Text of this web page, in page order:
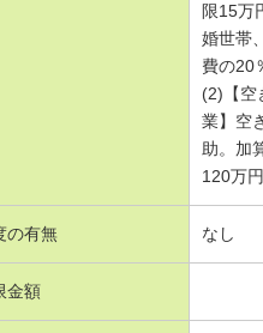
限15万
婚世帯
費の20
(2)【空
業】空
助。加
120万円
の有無 なし
金額